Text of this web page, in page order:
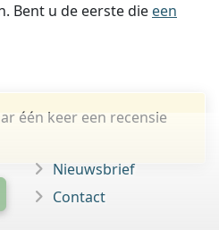
Bent u de eerste die een
één keer een recensie
Nieuwsbrief
Contact